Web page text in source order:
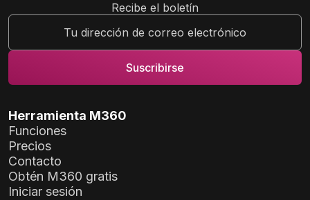
Recibe el boletín
Herramienta M360
Funciones
Precios
Contacto
Obtén M360 gratis
Iniciar sesión